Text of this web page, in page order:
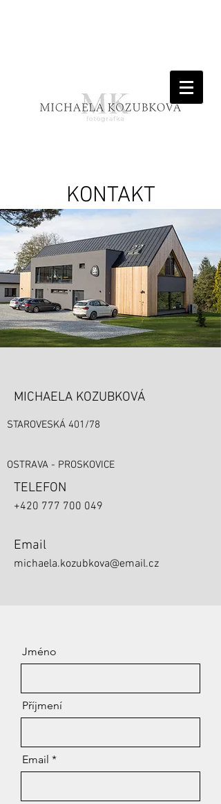
KONTAKT
MICHAELA KOZUBKOVÁ
STAROVESKÁ 401/78
OSTRAVA - PROSKOVICE
TELEFON
+420 777 700 049
Email
michaela.kozubkova@email.cz
Jméno
Příjmení
Email